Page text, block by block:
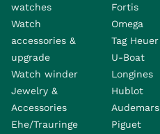
watches
Watch
accessories &
upgrade
Watch winder
Jewelry &
Accessories
Ehe/Trauringe
Fortis
Omega
Tag Heuer
U-Boat
Longines
Hublot
Audemars
Piguet